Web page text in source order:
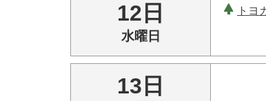
12日
水曜日
トヨ
13日